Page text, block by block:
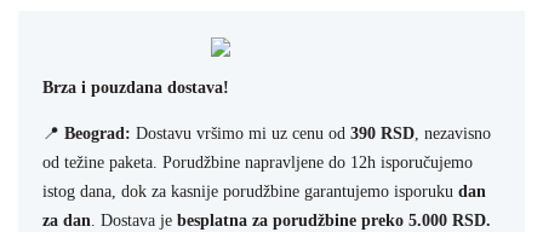
Brza i pouzdana dostava!
📍 Beograd: Dostavu vršimo mi uz cenu od 390 RSD, nezavisno
od težine paketa. Porudžbine napravljene do 12h isporučujemo
istog dana, dok za kasnije porudžbine garantujemo isporuku dan
za dan. Dostava je besplatna za porudžbine preko 5.000 RSD.